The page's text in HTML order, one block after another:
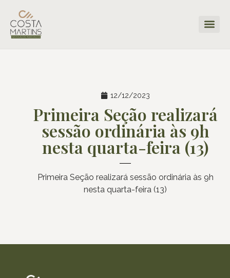
12/12/2023
Primeira Seção realizará
sessão ordinária às 9h
nesta quarta-feira (13)
Primeira Seção realizará sessão ordinária às 9h
nesta quarta-feira (13)